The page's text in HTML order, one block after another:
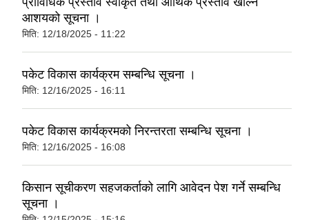
आशयको सूचना ।
मिति: 12/18/2025 - 11:22
पकेट विकास कार्यक्रम सम्बन्धि सूचना ।
मिति: 12/16/2025 - 16:11
पकेट विकास कार्यक्रमको निरन्तरता सम्बन्धि सूचना ।
मिति: 12/16/2025 - 16:08
किसान सूचीकरण सहजकर्ताको लागि आवेदन पेश गर्ने सम्बन्धि
सूचना ।